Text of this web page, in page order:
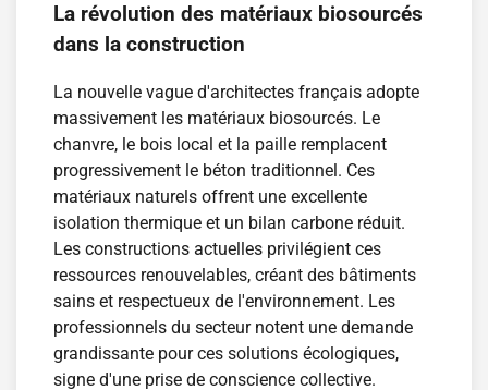
La révolution des matériaux biosourcés
dans la construction
La nouvelle vague d'architectes français adopte
massivement les matériaux biosourcés. Le
chanvre, le bois local et la paille remplacent
progressivement le béton traditionnel. Ces
matériaux naturels offrent une excellente
isolation thermique et un bilan carbone réduit.
Les constructions actuelles privilégient ces
ressources renouvelables, créant des bâtiments
sains et respectueux de l'environnement. Les
professionnels du secteur notent une demande
grandissante pour ces solutions écologiques,
signe d'une prise de conscience collective.